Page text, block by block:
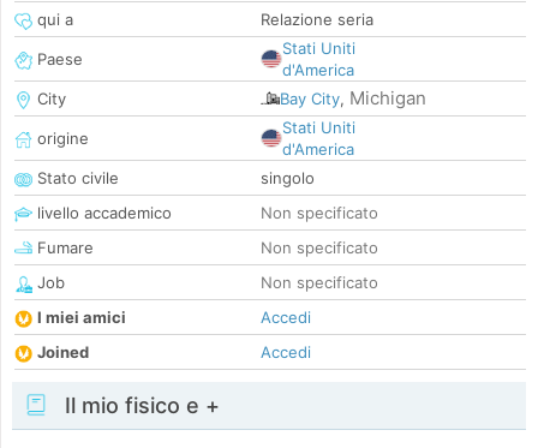
qui a
Relazione seria
Paese
Stati Uniti
d'America
City
Bay City, Michigan
origine
Stati Uniti
d'America
Stato civile
singolo
livello accademico
Non specificato
Fumare
Non specificato
Job
Non specificato
I miei amici
Accedi
Joined
Accedi
Il mio fisico e +